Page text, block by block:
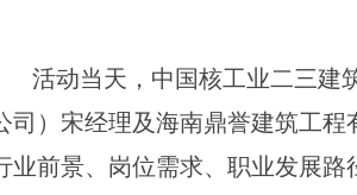
活动当天，中国核工业二三建
司）宋经理及海南鼎誉建筑工
业前景、岗位需求、职业发展